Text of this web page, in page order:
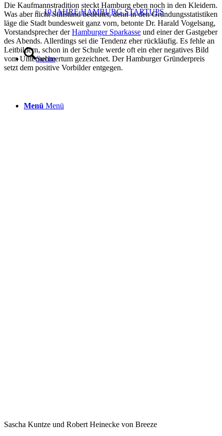
10 JAHRE HAMBURG STARTUPS
Suche
Menü Menü
Die Kaufmannstradition steckt Hamburg eben noch in den Kleidern.
Was aber nicht Stillstand bedeutet, denn in den Gründungsstatistiken
läge die Stadt bundesweit ganz vorn, betonte Dr. Harald Vogelsang,
Vorstandsprecher derHamburger Sparkasse und einer der Gastgeber
des Abends. Allerdings sei die Tendenz eher rückläufig. Es fehle an
Leitbildern, schon in der Schule werde oft ein eher negatives Bild
vom Unternehmertum gezeichnet. Der Hamburger Gründerpreis
setzt dem positive Vorbilder entgegen.
Sascha Kuntze und Robert Heinecke von Breeze